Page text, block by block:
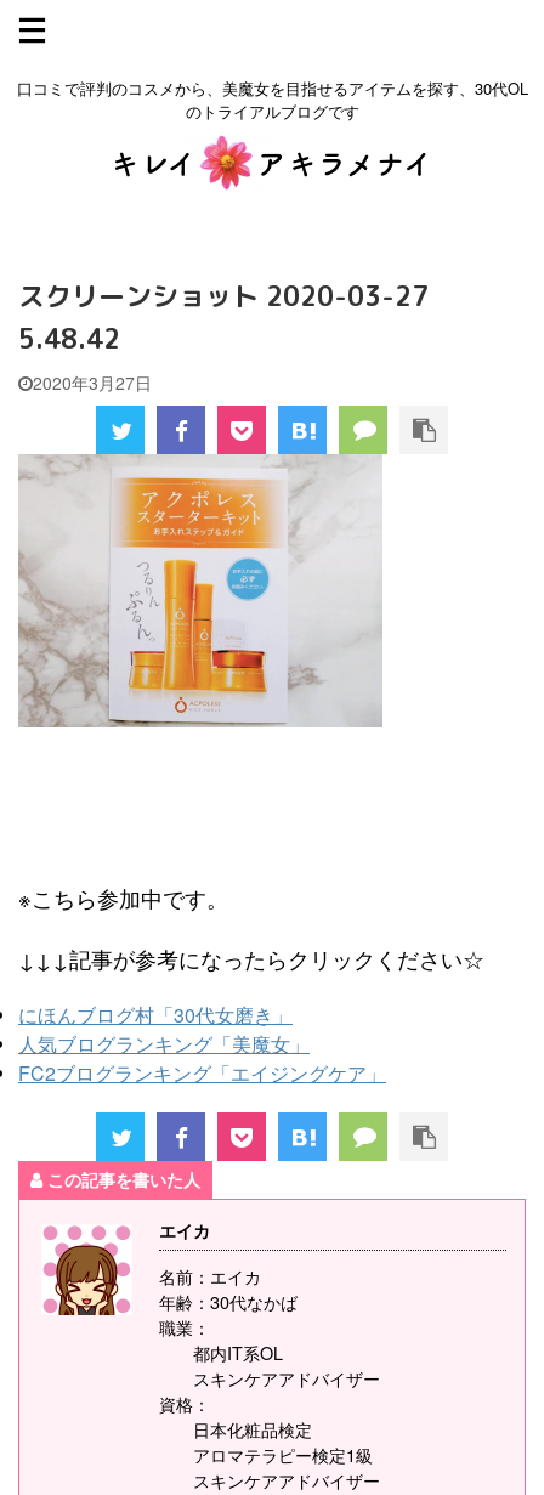
口コミで評判のコスメから、美魔女を目指せるアイテムを探す、30代OL
のトライアルブログです
スクリーンショット 2020-03-27
5.48.42
2020年3月27日
※こちら参加中です。
↓↓↓記事が参考になったらクリックください☆
にほんブログ村「30代女磨き」
人気ブログランキング「美魔女」
FC2ブログランキング「エイジングケア」
この記事を書いた人
エイカ
名前：エイカ
年齢：30代なかば
職業：
都内IT系OL
スキンケアアドバイザー
資格：
日本化粧品検定
アロマテラピー検定1級
スキンケアアドバイザー